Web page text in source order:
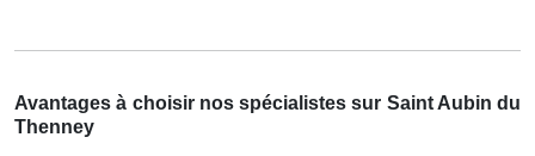
Avantages à choisir nos spécialistes sur Saint Aubin du
Thenney